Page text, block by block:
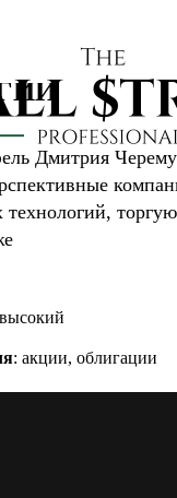
Дмитрия
: акции, облигации